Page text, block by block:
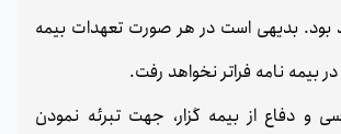
بود. بدیهی است در هر صورت تعهدات بیمه
بیمه نامه فراتر نخواهد رفت.
و دفاع از بیمه گزار، جهت تبرئه نمودن